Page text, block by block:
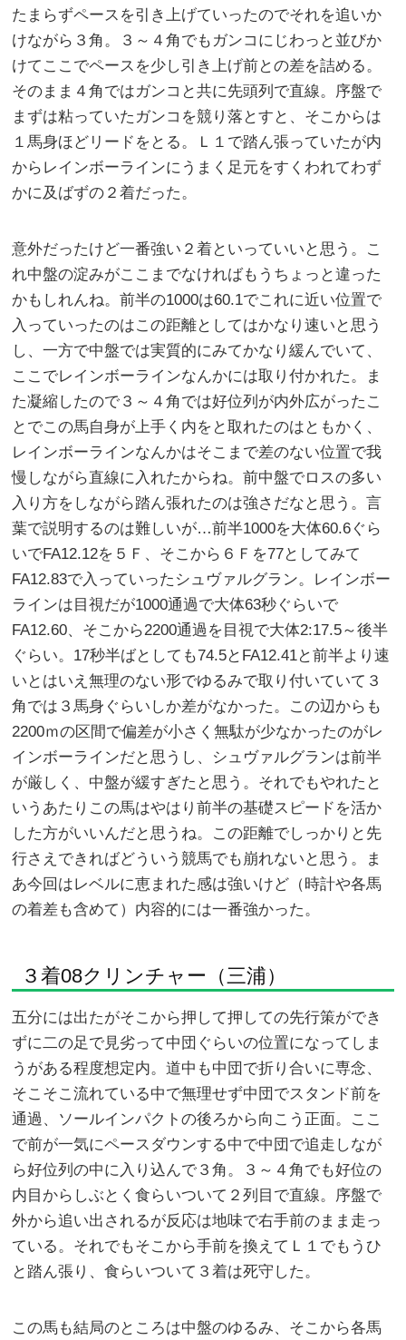
たまらずペースを引き上げていったのでそれを追いか
けながら３角。３～４角でもガンコにじわっと並びか
けてここでペースを少し引き上げ前との差を詰める。
そのまま４角ではガンコと共に先頭列で直線。序盤で
まずは粘っていたガンコを競り落とすと、そこからは
１馬身ほどリードをとる。Ｌ１で踏ん張っていたが内
からレインボーラインにうまく足元をすくわれてわず
かに及ばずの２着だった。
意外だったけど一番強い２着といっていいと思う。こ
れ中盤の淀みがここまでなければもうちょっと違った
かもしれんね。前半の1000は60.1でこれに近い位置で
入っていったのはこの距離としてはかなり速いと思う
し、一方で中盤では実質的にみてかなり緩んでいて、
ここでレインボーラインなんかには取り付かれた。ま
た凝縮したので３～４角では好位列が内外広がったこ
とでこの馬自身が上手く内をと取れたのはともかく、
レインボーラインなんかはそこまで差のない位置で我
慢しながら直線に入れたからね。前中盤でロスの多い
入り方をしながら踏ん張れたのは強さだなと思う。言
葉で説明するのは難しいが…前半1000を大体60.6ぐら
いでFA12.12を５Ｆ、そこから６Ｆを77としてみて
FA12.83で入っていったシュヴァルグラン。レインボー
ラインは目視だが1000通過で大体63秒ぐらいで
FA12.60、そこから2200通過を目視で大体2:17.5～後半
ぐらい。17秒半ばとしても74.5とFA12.41と前半より速
いとはいえ無理のない形でゆるみで取り付いていて３
角では３馬身ぐらいしか差がなかった。この辺からも
2200ｍの区間で偏差が小さく無駄が少なかったのがレ
インボーラインだと思うし、シュヴァルグランは前半
が厳しく、中盤が緩すぎたと思う。それでもやれたと
いうあたりこの馬はやはり前半の基礎スピードを活か
した方がいいんだと思うね。この距離でしっかりと先
行さえできればどういう競馬でも崩れないと思う。ま
あ今回はレベルに恵まれた感は強いけど（時計や各馬
の着差も含めて）内容的には一番強かった。
３着08クリンチャー（三浦）
五分には出たがそこから押して押しての先行策ができ
ずに二の足で見劣って中団ぐらいの位置になってしま
うがある程度想定内。道中も中団で折り合いに専念、
そこそこ流れている中で無理せず中団でスタンド前を
通過、ソールインパクトの後ろから向こう正面。ここ
で前が一気にペースダウンする中で中団で追走しなが
ら好位列の中に入り込んで３角。３～４角でも好位の
内目からしぶとく食らいついて２列目で直線。序盤で
外から追い出されるが反応は地味で右手前のまま走っ
ている。それでもそこから手前を換えてＬ１でもうひ
と踏ん張り、食らいついて３着は死守した。
この馬も結局のところは中盤のゆるみ、そこから各馬